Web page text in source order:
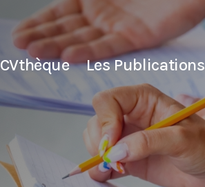
CVthèque Les Publications